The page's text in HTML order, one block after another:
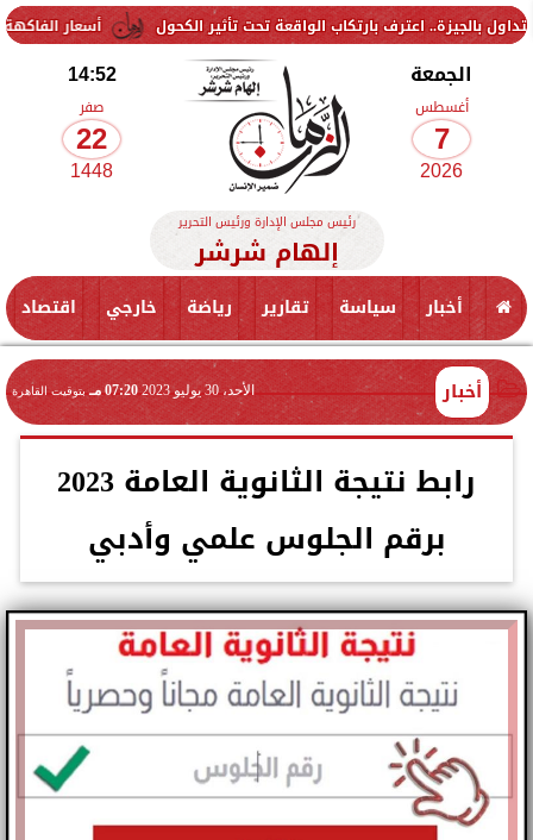
أسعار الفاكهة اليوم الجمعة 7 أغسطس 2026 في الأسواق.. الموز بارتكاب الواقعة تحت تأثير الكحول
الجمعة
أغسطس
7
2026
14:52
صفر
22
1448
رئيس مجلس الإدارة ورئيس التحرير
إلهام شرشر
أخبار سياسة تقارير رياضة خارجي اقتصاد
أخبار الأحد، 30 يوليو 2023 07:20 مـ بتوقيت القاهرة
رابط نتيجة الثانوية العامة 2023
برقم الجلوس علمي وأدبي